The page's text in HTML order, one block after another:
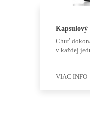
Kapsulový
Chuť
v každej
VIAC INFO